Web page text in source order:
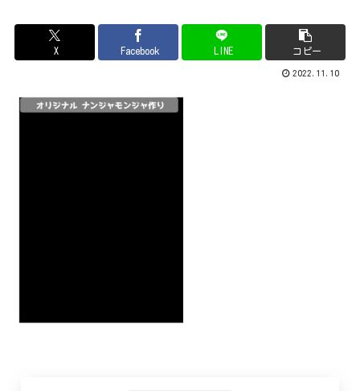
X Facebook LINE コピー
2022.11.10